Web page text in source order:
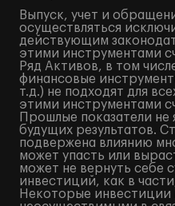
Выпуск, учет и
осуществляться
действующим
этими инструментами
Ряд Активов, в том
финансовые
т.д.) не подходят для
этими инструментами
Прошлые показатели не
будущих результатов.
подвержена влиянию
может упасть или
может не вернуть себе
инвестиций, как в
Некоторые инвестиции